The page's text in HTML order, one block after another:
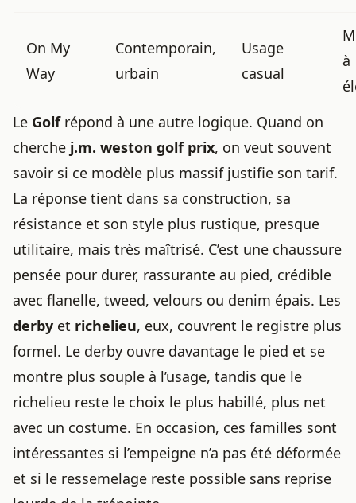
On My
Way
Contemporain,
urbain
Usage
casual
à
Le Golfrépond à une autre logique. Quand on
cherche j.m. weston golf prix, on veut souvent
savoir si ce modèle plus massif justifie son tarif.
La réponse tient dans sa construction, sa
résistance et son style plus rustique, presque
utilitaire, mais très maîtrisé. C’est une chaussure
pensée pour durer, rassurante au pied, crédible
avec flanelle, tweed, velours ou denim épais. Les
derby et richelieu, eux, couvrent le registre plus
formel. Le derby ouvre davantage le pied et se
montre plus souple à l’usage, tandis que le
richelieu reste le choix le plus habillé, plus net
avec un costume. En occasion, ces familles sont
intéressantes si l’empeigne n’a pas été déformée
et si le ressemelage reste possible sans reprise